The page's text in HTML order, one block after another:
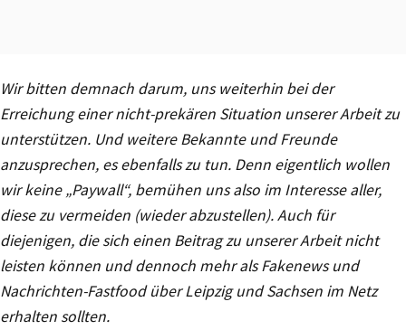
Wir bitten demnach darum, uns weiterhin bei der
Erreichung einer nicht-prekären Situation unserer Arbeit zu
unterstützen. Und weitere Bekannte und Freunde
anzusprechen, es ebenfalls zu tun. Denn eigentlich wollen
wir keine „Paywall“, bemühen uns also im Interesse aller,
diese zu vermeiden (wieder abzustellen). Auch für
diejenigen, die sich einen Beitrag zu unserer Arbeit nicht
leisten können und dennoch mehr als Fakenews und
Nachrichten-Fastfood über Leipzig und Sachsen im Netz
erhalten sollten.